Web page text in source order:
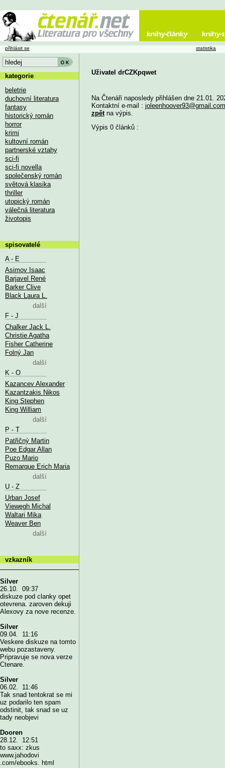
Uživatel drCZKpqwet
Na Čtenáři naposledy přihlášen dne 21.01.
Kontaktní e-mail : joleenhoover93@gmail.com
zpětna výpis.
Výpis 0 článků :
přihlásit se statistika
kategorie
beletrie
duchovní literatura
fantasy
historický román
horror
krimi
kultovní román
partnerské vztahy
sci-fi
sci-fi novella
společenský román
světová klasika
thriller
utopický román
válečná literatura
životopis
spisovatelé
A - E
Asimov Isaac
Barjavel René
Barker Clive
Black Laura L.
další
F - J
Chalker Jack L.
Christie Agatha
Fisher Catherine
Folný Jan
další
K - O
Kazancev Alexander
Kazantzakis Nikos
King Stephen
King William
další
P - T
Patřičný Martin
Poe Edgar Allan
Puzo Mario
Remarque Erich Maria
další
U - Z
Urban Josef
Viewegh Michal
Waltari Mika
Weaver Ben
další
vzkazník
Silver
26.10. 09:37
diskuze pod clanky opet
otevrena. zaroven dekuji
Alexovy za nove recenze.
Silver
09.04. 11:16
Veskere diskuze na tomto
webu pozastaveny.
Pripravuje se nova verze
Ctenare.
Silver
06.02. 11:46
Tak snad tentokrat se mi
uz podarilo ten spam
odstinit, tak snad se uz
tady neobjevi
Dooren
28.12. 12:51
to saxx: zkus
www.jahodovi
.com/ebooks. html